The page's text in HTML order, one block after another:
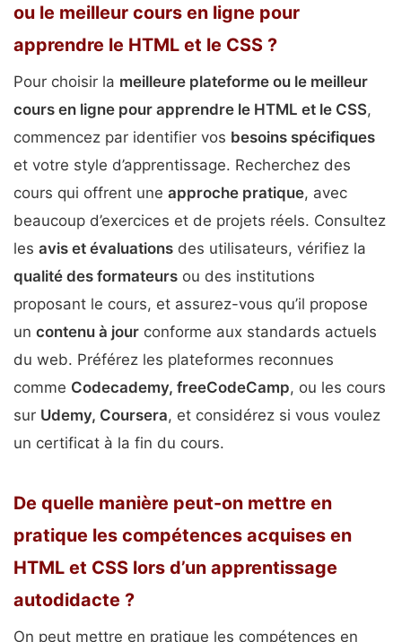
ou le meilleur cours en ligne pour
apprendre le HTML et le CSS ?
Pour choisir la meilleure plateforme ou le meilleur
cours en ligne pour apprendre le HTML et le CSS,
commencez par identifier vos besoins spécifiques
et votre style d’apprentissage. Recherchez des
cours qui offrent une approche pratique, avec
beaucoup d’exercices et de projets réels. Consultez
les avis et évaluations des utilisateurs, vérifiez la
qualité des formateurs ou des institutions
proposant le cours, et assurez-vous qu’il propose
un contenu à jour conforme aux standards actuels
du web. Préférez les plateformes reconnues
comme Codecademy, freeCodeCamp, ou les cours
sur Udemy, Coursera, et considérez si vous voulez
un certificat à la fin du cours.
De quelle manière peut-on mettre en
pratique les compétences acquises en
HTML et CSS lors d’un apprentissage
autodidacte ?
On peut mettre en pratique les compétences en